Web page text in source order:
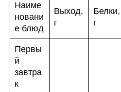
Наиме
новани
е блюд
Выход,
г
Белки,
г
Первы
й
завтра
к